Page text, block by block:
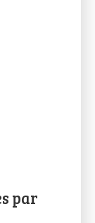
par